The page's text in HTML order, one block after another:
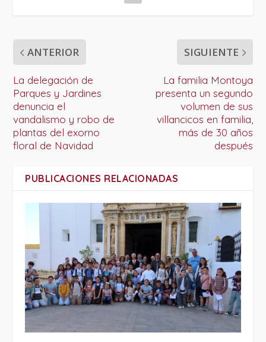
ANTERIOR
La delegación de
Parques y Jardines
denuncia el
vandalismo y robo de
plantas del exorno
floral de Navidad
SIGUIENTE
La familia Montoya
presenta un segundo
volumen de sus
villancicos en familia,
más de 30 años
después
PUBLICACIONES RELACIONADAS